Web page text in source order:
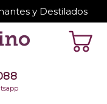
y Destilados